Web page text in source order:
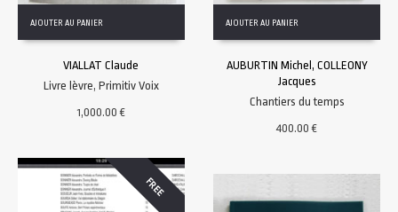
AJOUTER AU PANIER
VIALLAT Claude
Livre lèvre, Primitiv Voix
1,000.00€
AJOUTER AU PANIER
AUBURTIN Michel, COLLEONY
Jacques
Chantiers du temps
400.00€
FREE